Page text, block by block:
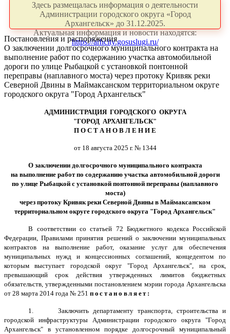
Здесь размещалась информация о деятельности
Администрации городского округа «Город
Архангельск» до 31.12.2025.
Актуальная информация и новости находятся:
https://arhcity.gosuslugi.ru/
Постановления и распоряжения
О заключении долгосрочного муниципального контракта на
выполнение работ по содержанию участка автомобильной
дороги по улице Рыбацкой с установкой понтонной
переправы (наплавного моста) через протоку Кривяк реки
Северной Двины в Маймаксанском территориальном округе
городского округа "Город Архангельск"
АДМИНИСТРАЦИЯ ГОРОДСКОГО ОКРУГА
"ГОРОД АРХАНГЕЛЬСК"
П О С Т А Н О В Л Е Н И Е
от 18 августа 2025 г. № 1344
О заключении долгосрочного муниципального контракта
на выполнение работ по содержанию участка автомобильной дороги
по улице Рыбацкой с установкой понтонной переправы (наплавного
моста)
через протоку Кривяк реки Северной Двины в Маймаксанском
территориальном округе городского округа "Город Архангельск"
В соответствии со статьей 72 Бюджетного кодекса Российской
Федерации, Правилами принятия решений о заключении муниципальных
контрактов на выполнение работ, оказание услуг для обеспечения
муниципальных нужд и концессионных соглашений, концедентом по
которым выступает городской округ "Город Архангельск", на срок,
превышающий срок действия утвержденных лимитов бюджетных
обязательств, утвержденными постановлением мэрии города Архангельска
от 28 марта 2014 года № 251 постановляет:
1. Заключить департаменту транспорта, строительства и
городской инфраструктуры Администрации городского округа "Город
Архангельск" в установленном порядке долгосрочный муниципальный